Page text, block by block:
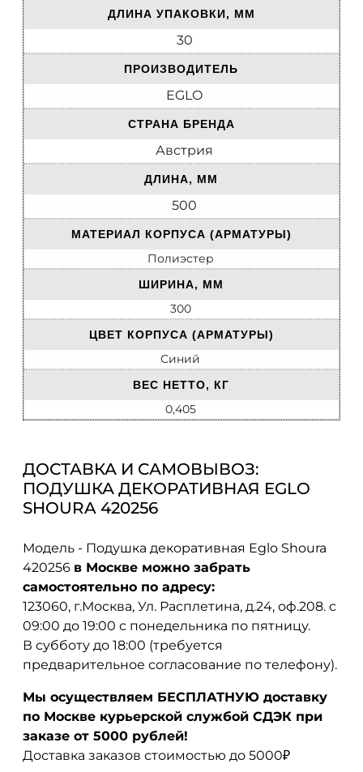
ДЛИНА УПАКОВКИ, ММ
30
ПРОИЗВОДИТЕЛЬ
EGLO
СТРАНА БРЕНДА
Австрия
ДЛИНА, ММ
500
МАТЕРИАЛ КОРПУСА (АРМАТУРЫ)
Полиэстер
ШИРИНА, ММ
300
ЦВЕТ КОРПУСА (АРМАТУРЫ)
Синий
ВЕС НЕТТО, КГ
0,405
ДОСТАВКА И САМОВЫВОЗ:
ПОДУШКА ДЕКОРАТИВНАЯ EGLO
SHOURA 420256
Модель - Подушка декоративная Eglo Shoura
420256 в Москве можно забрать
самостоятельно по адресу:
123060, г.Москва, Ул. Расплетина, д.24, оф.208. с
09:00 до 19:00 с понедельника по пятницу.
В субботу до 18:00 (требуется
предварительное согласование по телефону).
Мы осуществляем БЕСПЛАТНУЮ доставку
по Москве курьерской службой СДЭК при
заказе от 5000 рублей!
Доставка заказов стоимостью до 5000₽